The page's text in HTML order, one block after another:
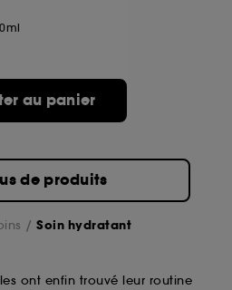
au panier
de produits
Soin hydratant
ont enfin trouvé leur routine